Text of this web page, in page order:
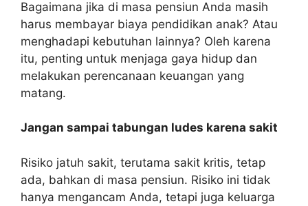
Bagaimana jika di masa pensiun Anda masih
harus membayar biaya pendidikan anak? Atau
menghadapi kebutuhan lainnya? Oleh karena
itu, penting untuk menjaga gaya hidup dan
melakukan perencanaan keuangan yang
matang.
Jangan sampai tabungan ludes karena sakit
Risiko jatuh sakit, terutama sakit kritis, tetap
ada, bahkan di masa pensiun. Risiko ini tidak
hanya mengancam Anda, tetapi juga keluarga